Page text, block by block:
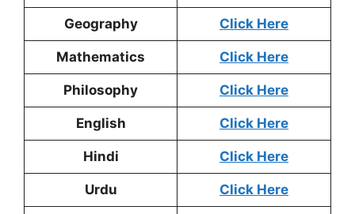
Geography Click Here
Mathematics Click Here
Philosophy Click Here
English Click Here
Hindi Click Here
Urdu Click Here